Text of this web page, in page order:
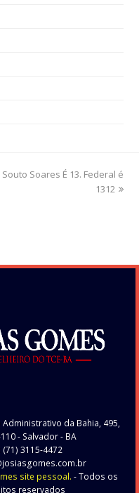
next
Souto Soares É 13. Federal é
1312
Administrativo da Bahia, 495,
- Salvador - BA
(71) 3115-4472
site pessoal. - Todos os
reservados